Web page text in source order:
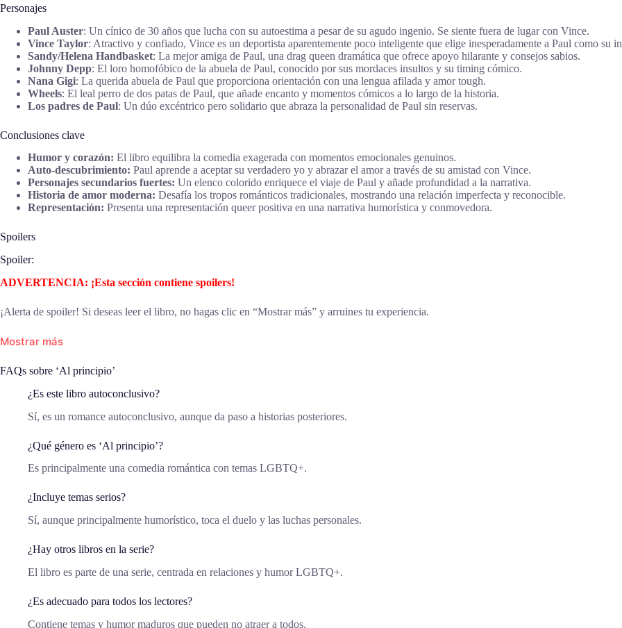
Personajes
Paul Auster: Un cínico de 30 años que lucha con su autoestima a pesar de su agudo ingenio. Se siente fuera de lugar con Vince.
Vince Taylor: Atractivo y confiado, Vince es un deportista aparentemente poco inteligente que elige inesperadamente a Paul como su
Sandy/Helena Handbasket: La mejor amiga de Paul, una drag queen dramática que ofrece apoyo hilarante y consejos sabios.
Johnny Depp: El loro homofóbico de la abuela de Paul, conocido por sus mordaces insultos y su timing cómico.
Nana Gigi: La querida abuela de Paul que proporciona orientación con una lengua afilada y amor tough.
Wheels: El leal perro de dos patas de Paul, que añade encanto y momentos cómicos a lo largo de la historia.
Los padres de Paul: Un dúo excéntrico pero solidario que abraza la personalidad de Paul sin reservas.
Conclusiones clave
Humor y corazón: El libro equilibra la comedia exagerada con momentos emocionales genuinos.
Auto-descubrimiento: Paul aprende a aceptar su verdadero yo y abrazar el amor a través de su amistad con Vince.
Personajes secundarios fuertes: Un elenco colorido enriquece el viaje de Paul y añade profundidad a la narrativa.
Historia de amor moderna: Desafía los tropos románticos tradicionales, mostrando una relación imperfecta y reconocible.
Representación: Presenta una representación queer positiva en una narrativa humorística y conmovedora.
Spoilers
Spoiler:
ADVERTENCIA: ¡Esta sección contiene spoilers!
¡Alerta de spoiler! Si deseas leer el libro, no hagas clic en “Mostrar más” y arruines tu experiencia.
Mostrar más
FAQs sobre ‘Al principio’
¿Es este libro autoconclusivo?
Sí, es un romance autoconclusivo, aunque da paso a historias posteriores.
¿Qué género es ‘Al principio’?
Es principalmente una comedia romántica con temas LGBTQ+.
¿Incluye temas serios?
Sí, aunque principalmente humorístico, toca el duelo y las luchas personales.
¿Hay otros libros en la serie?
El libro es parte de una serie, centrada en relaciones y humor LGBTQ+.
¿Es adecuado para todos los lectores?
Contiene temas y humor maduros que pueden no atraer a todos.